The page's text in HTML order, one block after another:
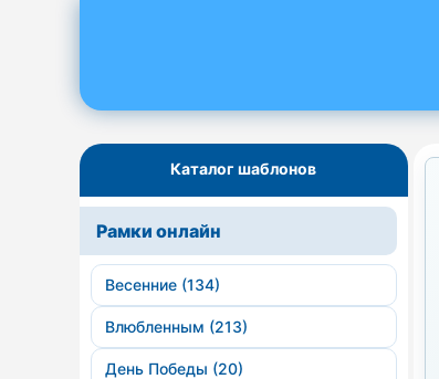
Каталог шаблонов
Рамки онлайн
Весенние (134)
Влюбленным (213)
День Победы (20)